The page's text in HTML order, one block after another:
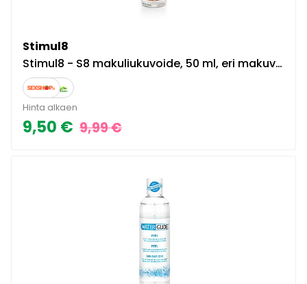
Stimul8
Stimul8 - S8 makuliukuvoide, 50 ml, eri makuvaihtoehtoja, herkullinen, raikas tuoksu, pitkään luistava, vesipohjainen
Hinta alkaen
9,50 € 9,99 €